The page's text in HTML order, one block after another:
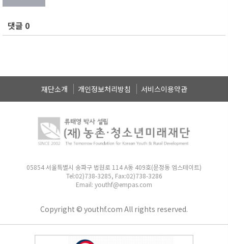
댓글 0
재단소개 개인정보처리방침 서비스이용약관
05854 서울특별시 송파구 법원로 114 A동 409호(문정동 엠스테이트)
Tel:02)738-3285, Fax:02)738-3286
Email: youthf@empas.com
Copyright © youthf.com All rights reserved.